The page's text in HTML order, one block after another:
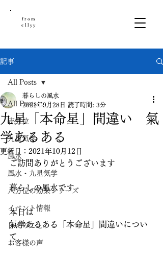
from
ellyy
記事
All Posts
吉方位
九星気学
風水
風水・九星気学
八方位の効果シリーズ
イベント情報
日々のこと
お客様の声
All Posts
九星「本命星」間違い 氣
学あるある
暮らしの風水
2021年9月28日 読了時間: 3分
更新日： 2021年10月12日
ご訪問ありがとうございます
暮らしの風水です
本日は
氣学あるある「本命星」間違いについ
て